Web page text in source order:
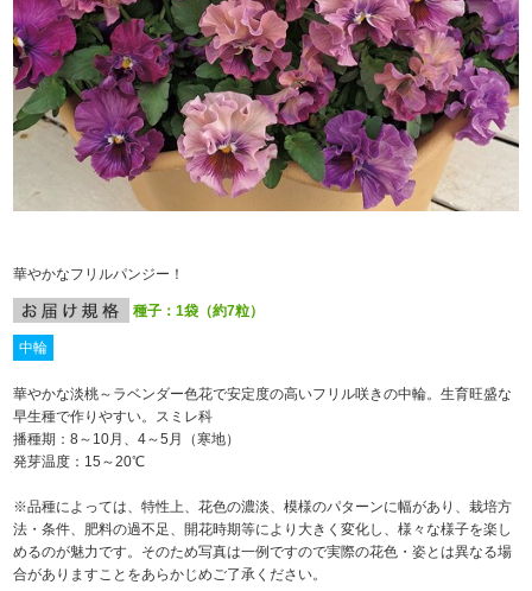
華やかなフリルパンジー！
種子：1袋（約7粒）
中輪
華やかな淡桃～ラベンダー色花で安定度の高いフリル咲きの中輪。生育旺盛な
早生種で作りやすい。スミレ科
播種期：8～10月、4～5月（寒地）
発芽温度：15～20℃
※品種によっては、特性上、花色の濃淡、模様のパターンに幅があり、栽培方
法・条件、肥料の過不足、開花時期等により大きく変化し、様々な様子を楽し
めるのが魅力です。そのため写真は一例ですので実際の花色・姿とは異なる場
合がありますことをあらかじめご了承ください。